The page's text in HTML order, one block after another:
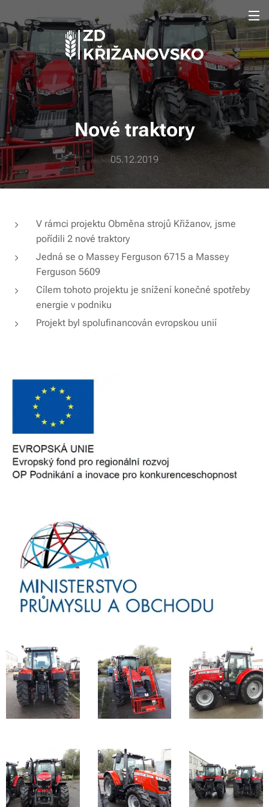
Nové traktory
05.12.2019
V rámci projektu Obměna strojů Křižanov, jsme
pořídili 2 nové traktory
Jedná se o Massey Ferguson 6715 a Massey
Ferguson 5609
Cílem tohoto projektu je snížení konečné spotřeby
energie v podniku
Projekt byl spolufinancován evropskou unií